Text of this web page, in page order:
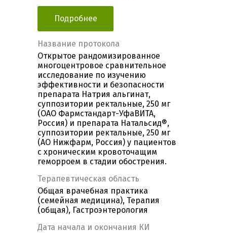
Подробнее
Название протокола
Открытое рандомизированное
многоцентровое сравнительное
исследование по изучению
эффективности и безопасности
препарата Натрия альгинат,
суппозитории ректальные, 250 мг
(ОАО Фармстандарт-УфаВИТА,
Россия) и препарата Натальсид®,
суппозитории ректальные, 250 мг
(АО Нижфарм, Россия) у пациентов
с хроническим кровоточащим
геморроем в стадии обострения.
Терапевтическая область
Общая врачебная практика
(семейная медицина), Терапия
(общая), Гастроэнтерология
Дата начала и окончания КИ